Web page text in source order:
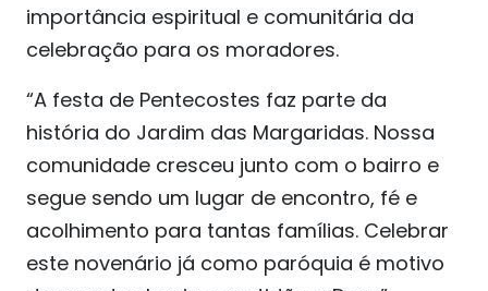
importância espiritual e comunitária da
celebração para os moradores.
“A festa de Pentecostes faz parte da
história do Jardim das Margaridas. Nossa
comunidade cresceu junto com o bairro e
segue sendo um lugar de encontro, fé e
acolhimento para tantas famílias. Celebrar
este novenário já como paróquia é motivo